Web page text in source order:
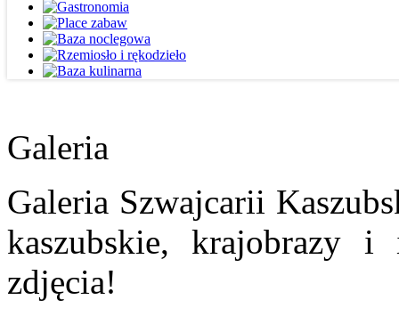
Galeria
Galeria Szwajcarii
kaszubskie, krajobrazy
zdjęcia!